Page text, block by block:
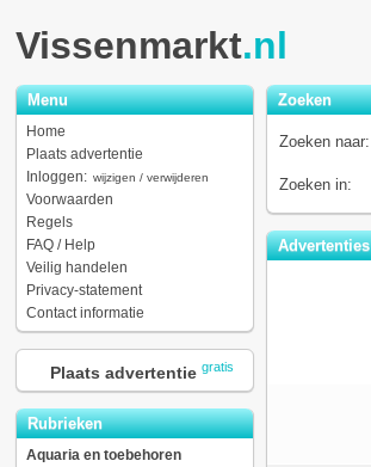
Vissenmarkt.nl
Menu
Home
Plaats advertentie
Inloggen: wijzigen / verwijderen
Voorwaarden
Regels
FAQ / Help
Veilig handelen
Privacy-statement
Contact informatie
Plaats advertentie gratis
Rubrieken
Aquaria en toebehoren
Zoeken
Zoeken naar:
Zoeken in:
Advertenties